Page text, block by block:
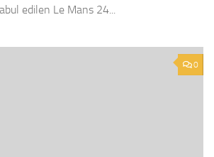
edilen Le Mans 24...
0